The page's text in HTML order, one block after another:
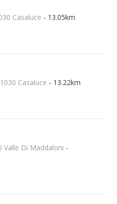
Casaluce - 13.05km
Casaluce - 13.22km
Valle Di Maddaloni -